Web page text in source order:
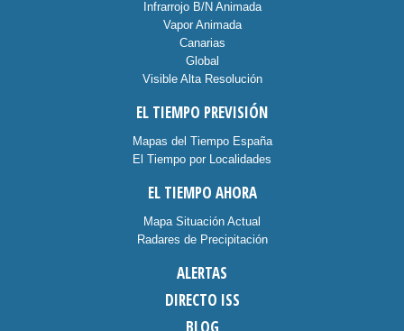
Infrarrojo B/N Animada
Vapor Animada
Canarias
Global
Visible Alta Resolución
EL TIEMPO PREVISIÓN
Mapas del Tiempo España
El Tiempo por Localidades
EL TIEMPO AHORA
Mapa Situación Actual
Radares de Precipitación
ALERTAS
DIRECTO ISS